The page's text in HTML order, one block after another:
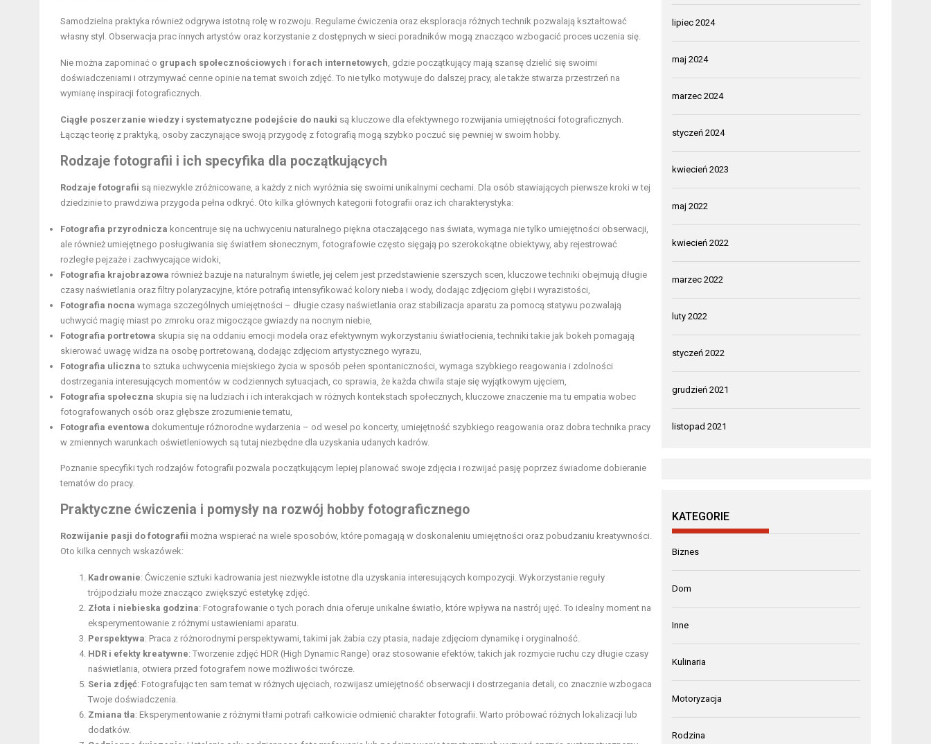
Samodzielna praktyka również odgrywa istotną rolę w rozwoju. Regularne ćwiczenia oraz eksploracja różnych technik pozwalają kształtować
własny styl. Obserwacja prac innych artystów oraz korzystanie z dostępnych w sieci poradników mogą znacząco wzbogacić proces uczenia się.
Nie można zapominać o grupach społecznościowych i forach internetowych , gdzie początkujący mają szansę dzielić się swoimi
doświadczeniami i otrzymywać cenne opinie na temat swoich zdjęć. To nie tylko motywuje do dalszej pracy, ale także stwarza przestrzeń na
wymianę inspiracji fotograficznych.
Ciągłe poszerzanie wiedzy i systematyczne podejście do nauki są kluczowe dla efektywnego rozwijania umiejętności fotograficznych.
Łącząc teorię z praktyką, osoby zaczynające swoją przygodę z fotografią mogą szybko poczuć się pewniej w swoim hobby.
Rodzaje fotografii i ich specyfika dla początkujących
Rodzaje fotografii są niezwykle zróżnicowane, a każdy z nich wyróżnia się swoimi unikalnymi cechami. Dla osób stawiających pierwsze kroki w tej
dziedzinie to prawdziwa przygoda pełna odkryć. Oto kilka głównych kategorii fotografii oraz ich charakterystyka:
Fotografia przyrodnicza koncentruje się na uchwyceniu naturalnego piękna otaczającego nas świata, wymaga nie tylko umiejętności obserwacji,
ale również umiejętnego posługiwania się światłem słonecznym, fotografowie często sięgają po szerokokątne obiektywy, aby rejestrować
rozległe pejzaże i zachwycające widoki,
Fotografia krajobrazowa również bazuje na naturalnym świetle, jej celem jest przedstawienie szerszych scen, kluczowe techniki obejmują długie
czasy naświetlania oraz filtry polaryzacyjne, które potrafią intensyfikować kolory nieba i wody, dodając zdjęciom głębi i wyrazistości,
Fotografia nocna wymaga szczególnych umiejętności – długie czasy naświetlania oraz stabilizacja aparatu za pomocą statywu pozwalają
uchwycić magię miast po zmroku oraz migoczące gwiazdy na nocnym niebie,
Fotografia portretowa skupia się na oddaniu emocji modela oraz efektywnym wykorzystaniu światłocienia, techniki takie jak bokeh pomagają
skierować uwagę widza na osobę portretowaną, dodając zdjęciom artystycznego wyrazu,
Fotografia uliczna to sztuka uchwycenia miejskiego życia w sposób pełen spontaniczności, wymaga szybkiego reagowania i zdolności
dostrzegania interesujących momentów w codziennych sytuacjach, co sprawia, że każda chwila staje się wyjątkowym ujęciem,
Fotografia społeczna skupia się na ludziach i ich interakcjach w różnych kontekstach społecznych, kluczowe znaczenie ma tu empatia wobec
fotografowanych osób oraz głębsze zrozumienie tematu,
Fotografia eventowa dokumentuje różnorodne wydarzenia – od wesel po koncerty, umiejętność szybkiego reagowania oraz dobra technika pracy
w zmiennych warunkach oświetleniowych są tutaj niezbędne dla uzyskania udanych kadrów.
Poznanie specyfiki tych rodzajów fotografii pozwala początkującym lepiej planować swoje zdjęcia i rozwijać pasję poprzez świadome dobieranie
tematów do pracy.
Praktyczne ćwiczenia i pomysły na rozwój hobby fotograficznego
Rozwijanie pasji do fotografii można wspierać na wiele sposobów, które pomagają w doskonaleniu umiejętności oraz pobudzaniu kreatywności.
Oto kilka cennych wskazówek:
Kadrowanie: Ćwiczenie sztuki kadrowania jest niezwykle istotne dla uzyskania interesujących kompozycji. Wykorzystanie reguły
trójpodziału może znacząco zwiększyć estetykę zdjęć.
Złota i niebieska godzina: Fotografowanie o tych porach dnia oferuje unikalne światło, które wpływa na nastrój ujęć. To idealny moment na
eksperymentowanie z różnymi ustawieniami aparatu.
Perspektywa: Praca z różnorodnymi perspektywami, takimi jak żabia czy ptasia, nadaje zdjęciom dynamikę i oryginalność.
HDR i efekty kreatywne: Tworzenie zdjęć HDR (High Dynamic Range) oraz stosowanie efektów, takich jak rozmycie ruchu czy długie czasy
naświetlania, otwiera przed fotografem nowe możliwości twórcze.
Seria zdjęć: Fotografując ten sam temat w różnych ujęciach, rozwijasz umiejętność obserwacji i dostrzegania detali, co znacznie wzbogaca
Twoje doświadczenia.
Zmiana tła: Eksperymentowanie z różnymi tłami potrafi całkowicie odmienić charakter fotografii. Warto próbować różnych lokalizacji lub
dodatków.
lipiec 2024
maj 2024
marzec 2024
styczeń 2024
kwiecień 2023
maj 2022
kwiecień 2022
marzec 2022
luty 2022
styczeń 2022
grudzień 2021
listopad 2021
KATEGORIE
Biznes
Dom
Inne
Kulinaria
Motoryzacja
Rodzina